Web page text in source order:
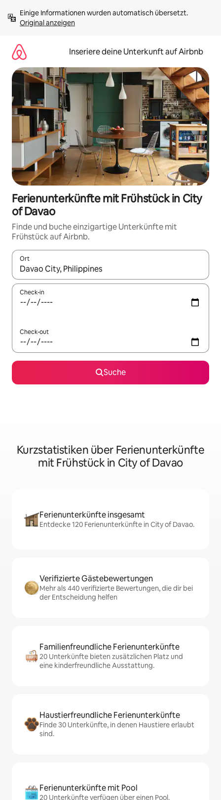
Inhalten
springenOriginal anzeigen
Inseriere deine Unterkunft auf Airbnb
Ferienunterkünfte mit Frühstück in City
of Davao
Finde und buche einzigartige Unterkünfte mit
Frühstück auf Airbnb.
Ort
Wenn Ergebnisse verfügbar sind, navigiere mit den
Check-in
Check-out
Suche
Kurzstatistiken über Ferienunterkünfte
mit Frühstück in City of Davao
Ferienunterkünfte insgesamt
Entdecke 120 Ferienunterkünfte in City of Davao.
Verifizierte Gästebewertungen
Mehr als 440 verifizierte Bewertungen, die dir bei
der Entscheidung helfen
Familienfreundliche Ferienunterkünfte
20 Unterkünfte bieten zusätzlichen Platz und
eine kinderfreundliche Ausstattung.
Haustierfreundliche Ferienunterkünfte
Finde 30 Unterkünfte, in denen Haustiere erlaubt
sind.
Ferienunterkünfte mit Pool
20 Unterkünfte verfügen über einen Pool.